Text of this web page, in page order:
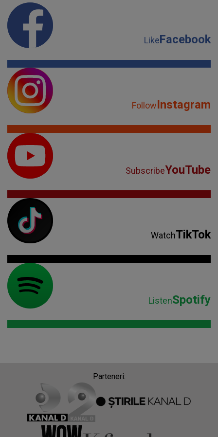
LikeFacebook
FollowInstagram
SubscribeYouTube
WatchTikTok
ListenSpotify
Parteneri: